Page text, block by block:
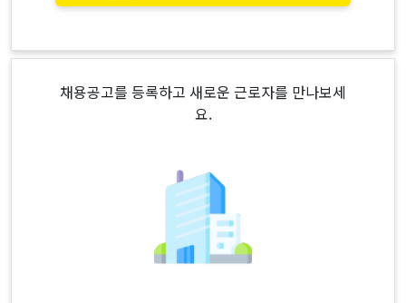
채용공고를 등록하고 새로운 근로자를 만나보세
요.